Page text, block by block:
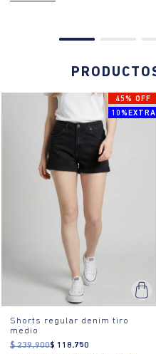
45% OFF
10%EXTRA
Shorts regular denim tiro
medio
$ 239.900$ 118.750